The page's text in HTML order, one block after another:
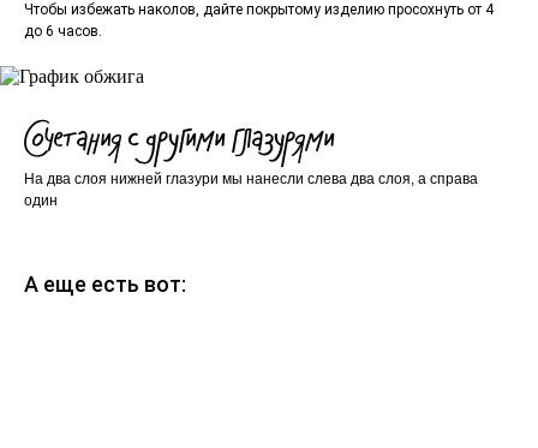
Чтобы избежать наколов, дайте покрытому изделию просохнуть от 4
до 6 часов.
Сочетания с другими глазурями
На два слоя нижней глазури мы нанесли слева два слоя, а справа
один
А еще есть вот: